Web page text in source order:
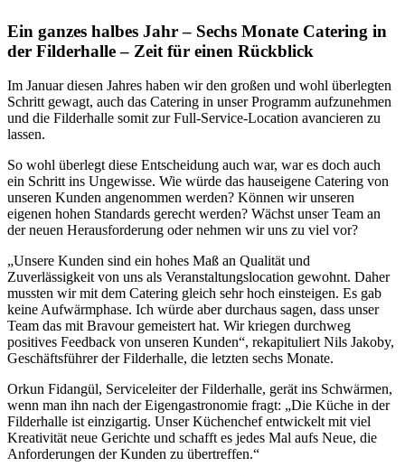
Ein ganzes halbes Jahr – Sechs Monate Catering in
der Filderhalle – Zeit für einen Rückblick
Im Januar diesen Jahres haben wir den großen und wohl überlegten
Schritt gewagt, auch das Catering in unser Programm aufzunehmen
und die Filderhalle somit zur Full-Service-Location avancieren zu
lassen.
So wohl überlegt diese Entscheidung auch war, war es doch auch
ein Schritt ins Ungewisse. Wie würde das hauseigene Catering von
unseren Kunden angenommen werden? Können wir unseren
eigenen hohen Standards gerecht werden? Wächst unser Team an
der neuen Herausforderung oder nehmen wir uns zu viel vor?
„Unsere Kunden sind ein hohes Maß an Qualität und
Zuverlässigkeit von uns als Veranstaltungslocation gewohnt. Daher
mussten wir mit dem Catering gleich sehr hoch einsteigen. Es gab
keine Aufwärmphase. Ich würde aber durchaus sagen, dass unser
Team das mit Bravour gemeistert hat. Wir kriegen durchweg
positives Feedback von unseren Kunden“, rekapituliert Nils Jakoby,
Geschäftsführer der Filderhalle, die letzten sechs Monate.
Orkun Fidangül, Serviceleiter der Filderhalle, gerät ins Schwärmen,
wenn man ihn nach der Eigengastronomie fragt: „Die Küche in der
Filderhalle ist einzigartig. Unser Küchenchef entwickelt mit viel
Kreativität neue Gerichte und schafft es jedes Mal aufs Neue, die
Anforderungen der Kunden zu übertreffen.“